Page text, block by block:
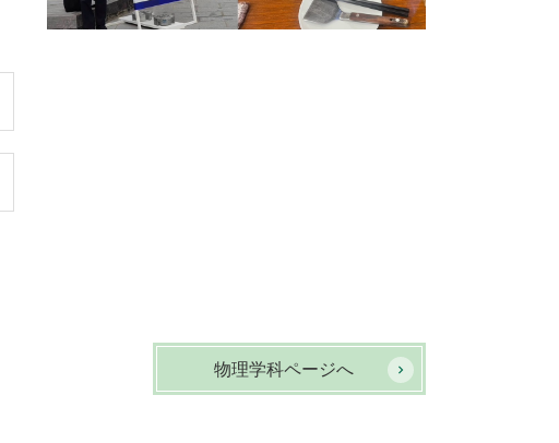
物理学科ページへ